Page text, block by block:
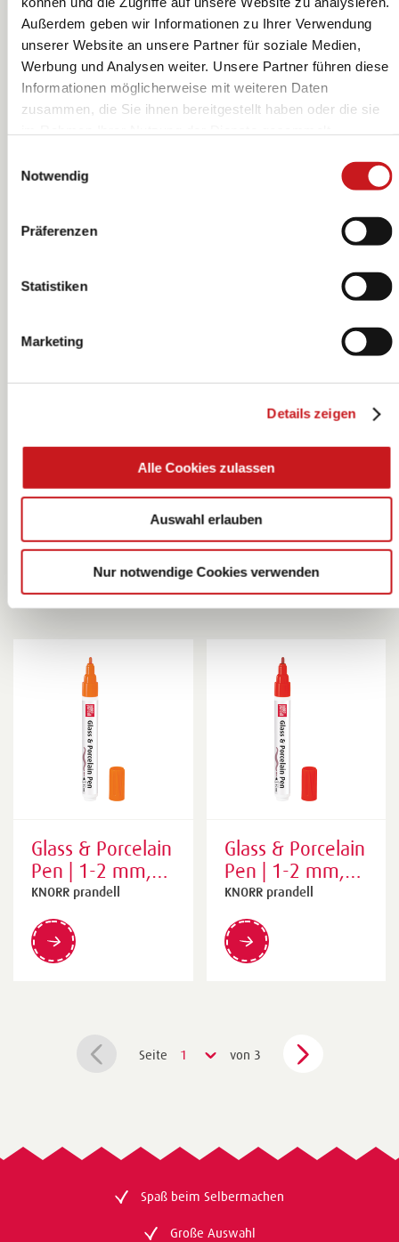
Außerdem geben wir Informationen zu Ihrer Verwendung
unserer Website an unsere Partner für soziale Medien,
Werbung und Analysen weiter. Unsere Partner führen diese
Informationen möglicherweise mit weiteren Daten
zusammen, die Sie ihnen bereitgestellt haben oder die sie
mehr darüber, wer wir sind, wie Sie uns kontaktieren
können und wie wir personenbezogene Daten verarbeiten.
Notwendig
Präferenzen
Statistiken
Marketing
Details zeigen
Alle Cookies zulassen
Auswahl erlauben
Nur notwendige Cookies verwenden
Porcelain Pen |
braun
Porcelain Pen |
schwarz
Glass & Porcelain
Pen | 1-2 mm,
Glass & Porcelain
Pen | 1-2 mm,
goldgelb
KNORR prandell
Glass & Porcelain
Pen | 1-2 mm,
orange
KNORR prandell
Glass & Porcelain
Pen | 1-2 mm,
rot
KNORR prandell
Seite 1 von 3
Spaß beim Selbermachen
Große Auswahl